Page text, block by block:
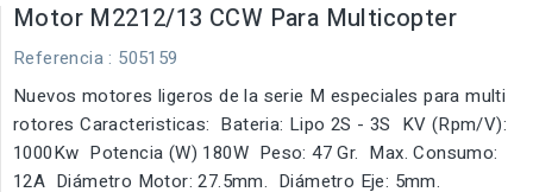
Motor M2212/13 CCW Para Multicopter
Referencia : 505159
Nuevos motores ligeros de la serie M especiales para multi
rotores Caracteristicas: Bateria: Lipo 2S - 3S KV (Rpm/V):
1000Kw Potencia (W) 180W Peso: 47 Gr. Max. Consumo:
12A Diámetro Motor: 27.5mm. Diámetro Eje: 5mm.